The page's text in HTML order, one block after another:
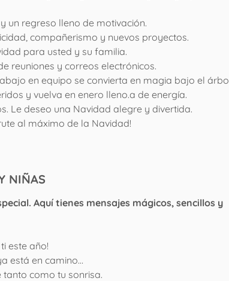
un regreso lleno de motivación.
compañerismo y nuevos proyectos.
para usted y su familia.
reuniones y correos electrónicos.
en equipo se convierta en magia bajo el
y vuelva en enero lleno.a de energía.
Le deseo una Navidad alegre y divertida.
al máximo de la Navidad!
NIÑAS
Aquí tienes mensajes mágicos, sencillos y
este año!
está en camino…
tanto como tu sonrisa.